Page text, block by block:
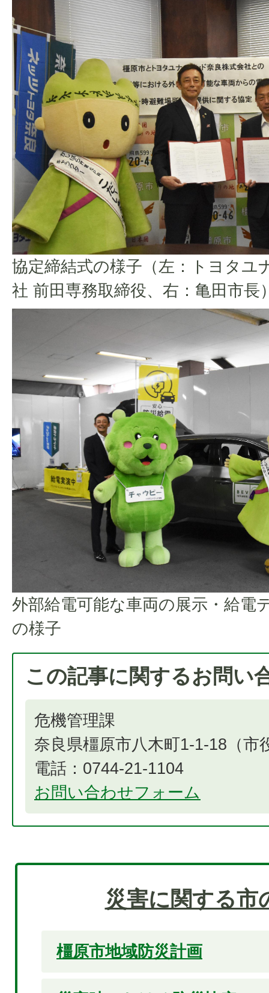
協定締結式の様子（左：トヨタユ
社 前田専務取締役、右：亀田市長
外部給電可能な車両の展示・給電
の様子
この記事に関するお問い
危機管理課
奈良県橿原市八木町1-1-18（市
電話：0744-21-1104
お問い合わせフォーム
災害に関する市
橿原市地域防災計画